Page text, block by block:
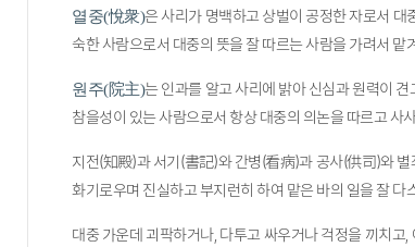
열중(悅衆)은 사리가 명백하고 상벌이 공정한 자로서
숙한 사람으로서 대중의 뜻을 잘 따르는 사람을 가려서 맡
원주(院主)는 인과를 알고 사리에 밝아 신심과 원력이
참을성이 있는 사람으로서 항상 대중의 의논을 따르고 사
지전(知殿)과 서기(書記)와 간병(看病)과 공사(供司)와
화기로우며 진실하고 부지런히 하여 맡은 바의 일을 잘
대중 가운데 괴팍하거나, 다투고 싸우거나 걱정을 끼치